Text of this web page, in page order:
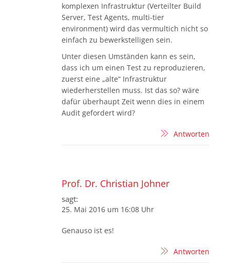
komplexen Infrastruktur (Verteilter Build
Server, Test Agents, multi-tier
environment) wird das vermultich nicht so
einfach zu bewerkstelligen sein.
Unter diesen Umständen kann es sein,
dass ich um einen Test zu reproduzieren,
zuerst eine „alte“ Infrastruktur
wiederherstellen muss. Ist das so? wäre
dafür überhaupt Zeit wenn dies in einem
Audit gefordert wird?
Antworten
Prof. Dr. Christian Johner
sagt:
25. Mai 2016 um 16:08 Uhr
Genauso ist es!
Antworten